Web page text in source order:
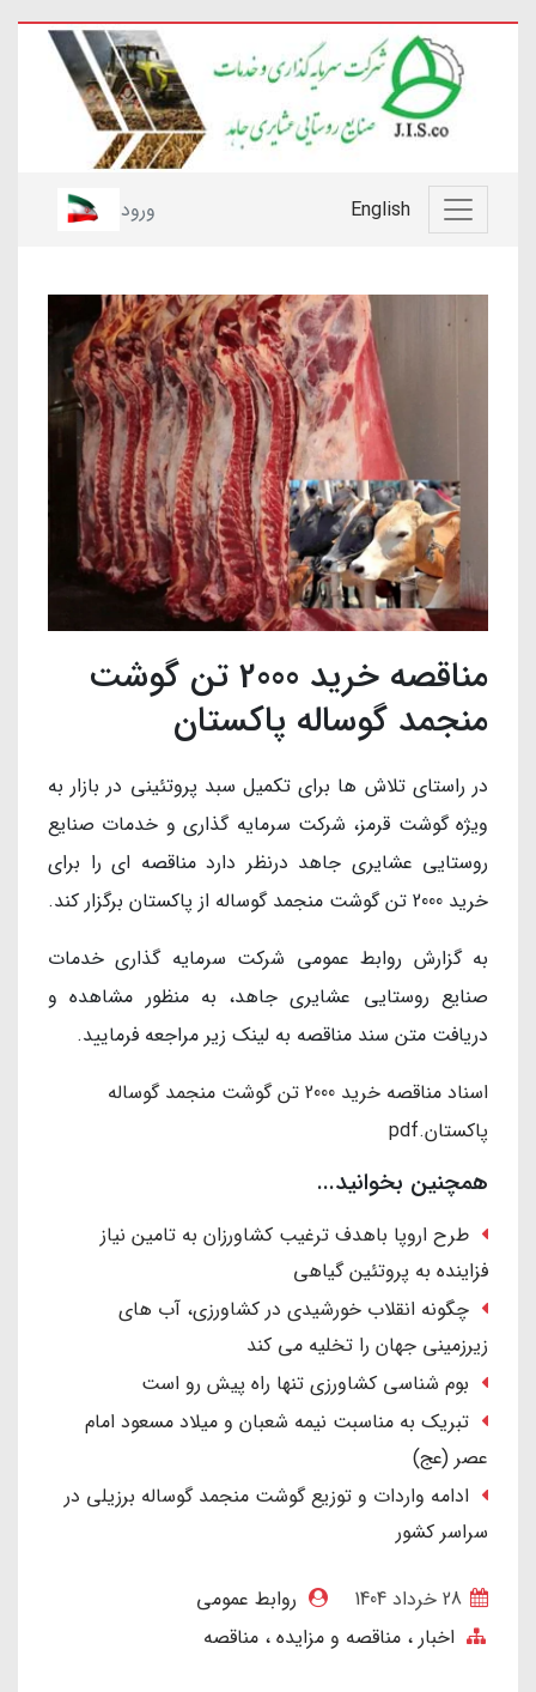
English ورود
مناقصه خرید 2000 تن گوشت
منجمد گوساله پاکستان
در راستای تلاش ها برای تکمیل سبد پروتئینی در بازار به
ویژه گوشت قرمز، شرکت سرمایه گذاری و خدمات صنایع
روستایی عشایری جاهد درنظر دارد مناقصه ای را برای
خرید 2000 تن گوشت منجمد گوساله از پاکستان برگزار کند.
به گزارش روابط عمومی شرکت سرمایه گذاری خدمات
صنایع روستایی عشایری جاهد، به منظور مشاهده و
دریافت متن سند مناقصه به لینک زیر مراجعه فرمایید.
اسناد مناقصه خرید 2000 تن گوشت منجمد گوساله
پاکستان.pdf
همچنین بخوانید...
طرح اروپا باهدف ترغیب کشاورزان به تامین نیاز
فزاینده به پروتئین گیاهی
چگونه انقلاب خورشیدی در کشاورزی، آب های
زیرزمینی جهان را تخلیه می کند
بوم شناسی کشاورزی تنها راه پیش رو است
تبریک به مناسبت نیمه شعبان و میلاد مسعود امام
عصر (عج)
ادامه واردات و توزیع گوشت منجمد گوساله برزیلی در
سراسر کشور
روابط عمومی
اخبار
مناقصه و مزایده مناقصه